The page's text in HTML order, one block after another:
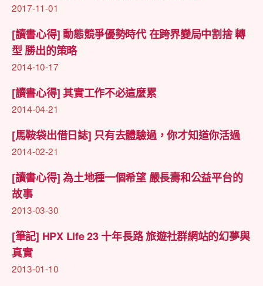
2017-11-01
[讀書心得] 動態競爭優勢時代 在跨界變局中割捨 轉
型 勝出的策略
2014-10-17
[讀書心得] 其實工作不必這麼累
2014-04-21
[馬鞍袋出借日誌] 只有去體驗過，你才知道你活過
2014-02-21
[讀書心得] 為土地種一個希望 嚴長壽和公益平台的
故事
2013-03-30
[筆記] HPX Life 23 十年長路 旅遊社群網站的幻夢與
真實
2013-01-10